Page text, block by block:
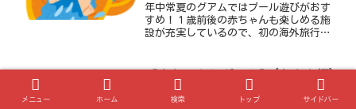
年中常夏のグアムではプール遊びがおす
すめ！１歳前後の赤ちゃんも楽しめる施
設が充実しているので、初の海外旅行に
ド」と「PIC」に行って来たので、それぞ
れの魅力をお伝えします！
サンセットビーチBBQディナー。
豪華なお肉と迫力のファイヤショ
メニュー ホーム 検索 トップ サイドバー